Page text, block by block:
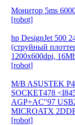
Монитор 5ms
[robot]
hp DesignJet 500
(струйный
1200х600dpi,
[robot]
M/B ASUSTEK
SOCKET478
AGP+AC"97
MICROATX
[robot]